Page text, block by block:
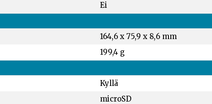
Ei
164,6 x 75,9 x 8,6 mm
199,4 g
Kyllä
microSD